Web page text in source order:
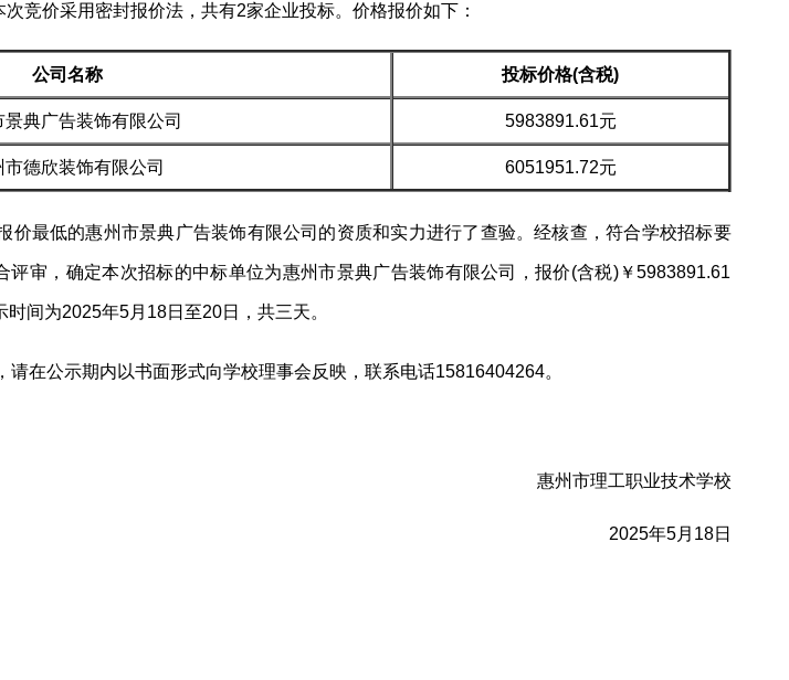
竞价采用密封报价法，共有2家企业投标。价格报价如下：
公司名称 投标价格(含税)
景典广告装饰有限公司 5983891.61元
市德欣装饰有限公司 6051951.72元
价最低的惠州市景典广告装饰有限公司的资质和实力进行了查验。经核查，符合学校招标要
评审，确定本次招标的中标单位为惠州市景典广告装饰有限公司，报价(含税)￥5983891.61
间为2025年5月18日至20日，共三天。
请在公示期内以书面形式向学校理事会反映，联系电话15816404264。
惠州市理工职业技术学校
2025年5月18日